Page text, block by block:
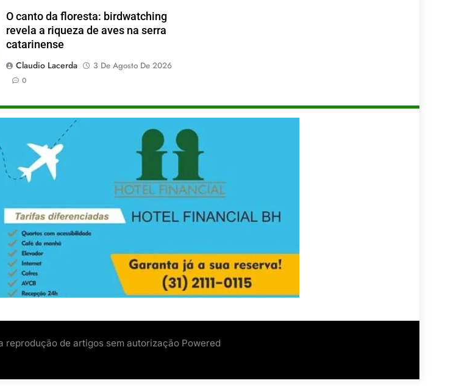
O canto da floresta: birdwatching
revela a riqueza de aves na serra
catarinense
Claudio Lacerda
3 De Agosto De 2026
0
reprodução de artigos sem autorização Powered